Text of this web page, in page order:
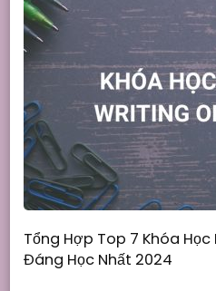
Tổng Hợp Top 7 Khóa Học
Đáng Học Nhất 2024